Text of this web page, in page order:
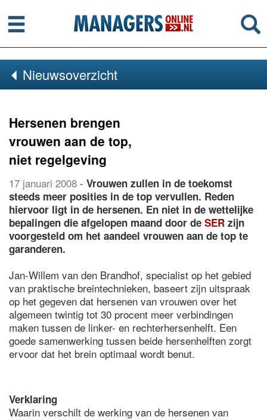
Menu
Nieuwsoverzicht
Hersenen brengen
vrouwen aan de top,
niet regelgeving
17 januari 2008 - Vrouwen zullen in de toekomst
steeds meer posities in de top vervullen. Reden
hiervoor ligt in de hersenen. En niet in de wettelijke
bepalingen die afgelopen maand door de SER zijn
voorgesteld om het aandeel vrouwen aan de top te
garanderen.
Jan-Willem van den Brandhof, specialist op het gebied
van praktische breintechnieken, baseert zijn uitspraak
op het gegeven dat hersenen van vrouwen over het
algemeen twintig tot 30 procent meer verbindingen
maken tussen de linker- en rechterhersenhelft. Een
goede samenwerking tussen beide hersenhelften zorgt
ervoor dat het brein optimaal wordt benut.
Verklaring
Waarin verschilt de werking van de hersenen van